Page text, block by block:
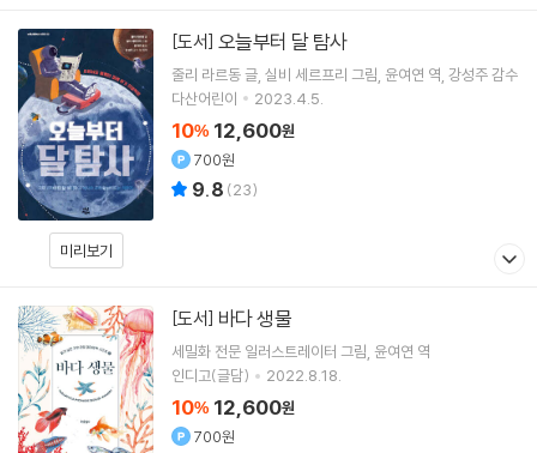
미리보기
[도서] 오늘부터 달 탐사
줄리 라르동글 실비 세르프리 그림 윤여연 역 강성주감수
다산어린이
2023.4.5.
10% 12,600원
700원
9.8 (23)
[도서] 바다 생물
세밀화 전문 일러스트레이터 그림 윤여연 역
인디고(글담)
2022.8.18.
10% 12,600원
700원